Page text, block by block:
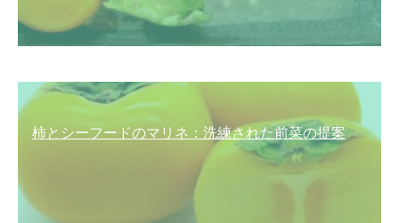
柿とシーフードのマリネ：洗練された前菜の提案